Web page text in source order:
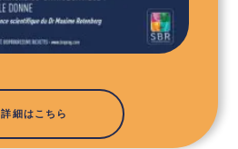
詳細はこちら